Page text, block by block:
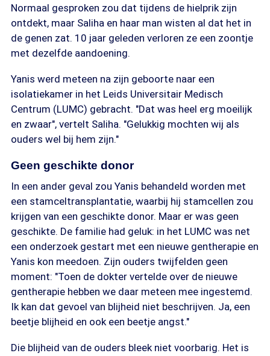
Normaal gesproken zou dat tijdens de hielprik zijn
ontdekt, maar Saliha en haar man wisten al dat het in
de genen zat. 10 jaar geleden verloren ze een zoontje
met dezelfde aandoening.
Yanis werd meteen na zijn geboorte naar een
isolatiekamer in het Leids Universitair Medisch
Centrum (LUMC) gebracht. "Dat was heel erg moeilijk
en zwaar", vertelt Saliha. "Gelukkig mochten wij als
ouders wel bij hem zijn."
Geen geschikte donor
In een ander geval zou Yanis behandeld worden met
een stamceltransplantatie, waarbij hij stamcellen zou
krijgen van een geschikte donor. Maar er was geen
geschikte. De familie had geluk: in het LUMC was net
een onderzoek gestart met een nieuwe gentherapie en
Yanis kon meedoen. Zijn ouders twijfelden geen
moment: "Toen de dokter vertelde over de nieuwe
gentherapie hebben we daar meteen mee ingestemd.
Ik kan dat gevoel van blijheid niet beschrijven. Ja, een
beetje blijheid en ook een beetje angst."
Die blijheid van de ouders bleek niet voorbarig. Het is